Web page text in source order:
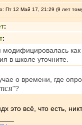
Пт 12 Май 17, 21:29 (9 лет
:
:
модифицировалась
в школе уточните.
о времени, где
"?
это всё, что есть,